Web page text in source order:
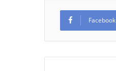
Facebook